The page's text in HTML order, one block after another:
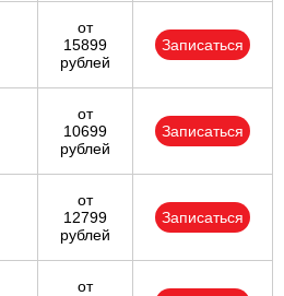
от
15899
рублей
Записаться
от
10699
рублей
Записаться
от
12799
рублей
Записаться
от